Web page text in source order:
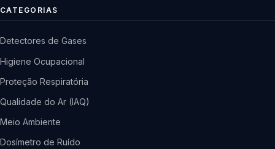
CATEGORIAS
Detectores de Gases
Higiene Ocupacional
Proteção Respiratória
Qualidade do Ar (IAQ)
Meio Ambiente
Dosímetro de Ruído